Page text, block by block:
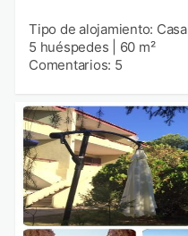
Tipo de alojamiento: Casa
5 huéspedes
60 m²
Comentarios: 5